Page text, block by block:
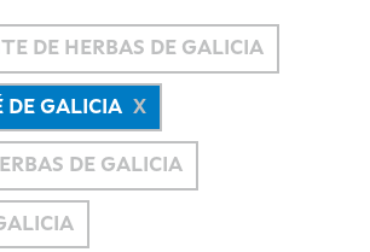
DE HERBAS DE GALICIA
DE GALICIA
DE GALICIA